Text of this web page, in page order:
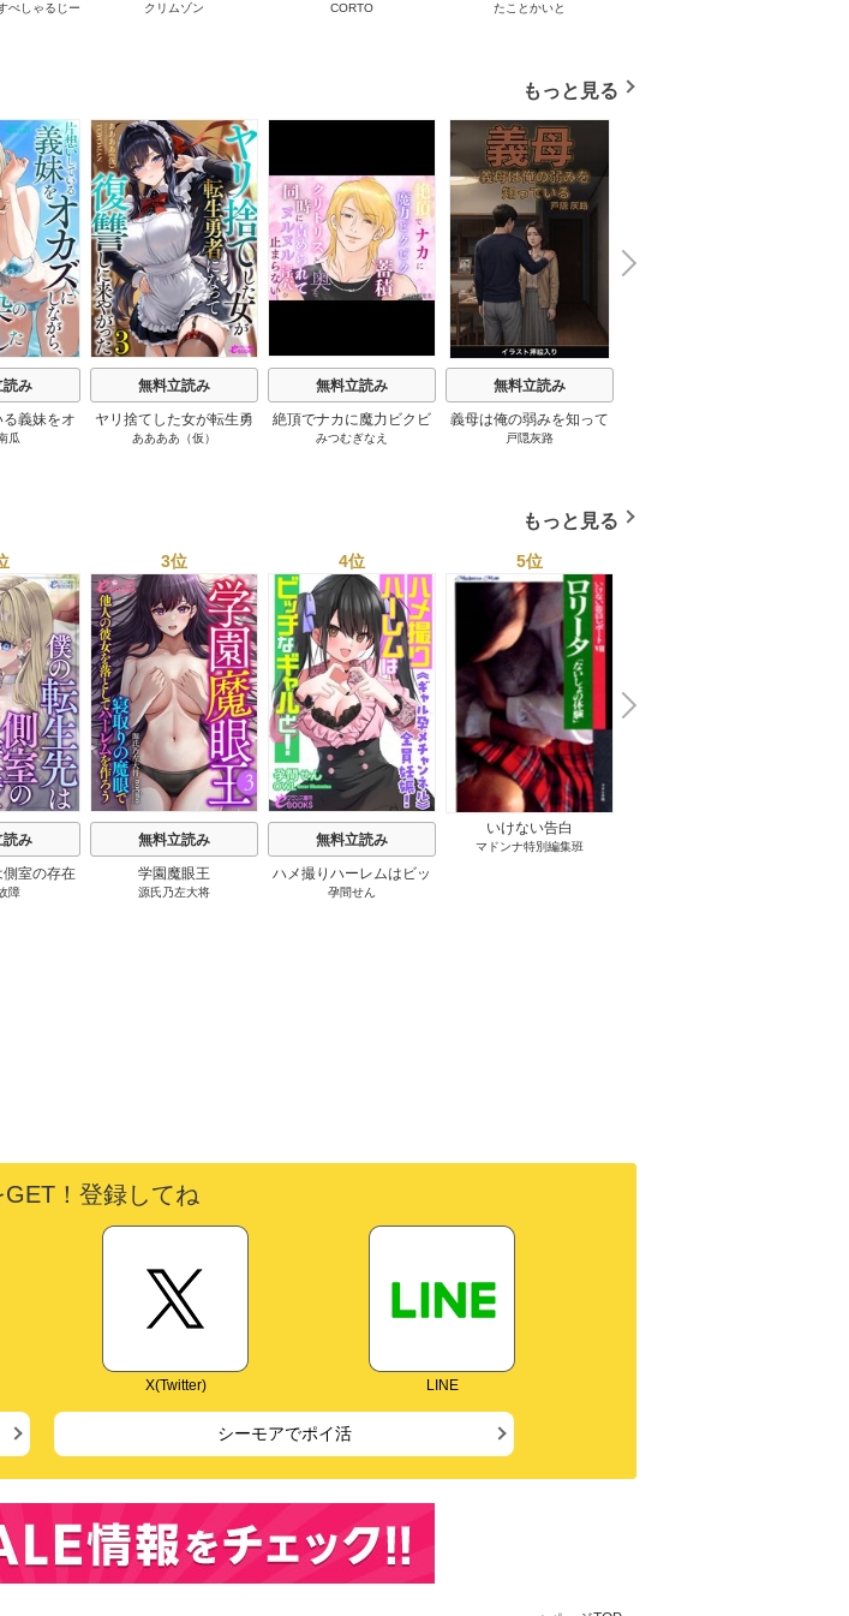
で出会っ
ぺしゃるじー
た私は何時間も何回もイ
クリムゾン
用のメス、無料配布中。
CORTO たことかいと
もっと見る
読み
る義妹をオ
、幼馴染
瓜
無料立読み
ヤリ捨てした女が転生勇
者になって復讐しに来や
ああああ（仮）
無料立読み
絶頂でナカに魔力ビクビ
ク蓄積、クリトリスと奥
みつむぎなえ
無料立読み
義母は俺の弱みを知って
いる（挿絵版） 1巻
戸隠灰路
N
x
もっと見る
読み
室の存在
だった
障
3位
無料立読み
学園魔眼王
源氏乃左大将
4位
無料立読み
ハメ撮りハーレムはビッ
チなギャルと！
孕間せん
5位
いけない告白
マドンナ特別編集班
N
e
x
t
！登録してね
X(Twitter) LINE
シーモアでポイ活